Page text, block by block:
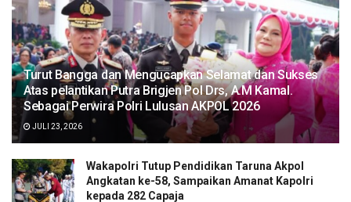
Turut Bangga dan Mengucapkan Selamat dan Sukses
Atas pelantikan Putra Brigjen Pol Drs, A.M Kamal.
Sebagai Perwira Polri Lulusan AKPOL 2026
JULI 23, 2026
Wakapolri Tutup Pendidikan Taruna Akpol
Angkatan ke-58, Sampaikan Amanat Kapolri
kepada 282 Capaja